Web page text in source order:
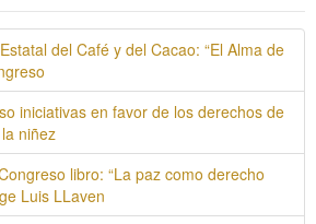
del Café y del Cacao: “El Alma de
iniciativas en favor de los derechos de
niñez
libro: “La paz como derecho
Luis LLaven